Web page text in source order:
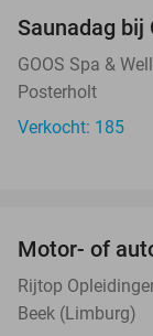
Saunadag bij
GOOS Spa &
Posterholt
Verkocht: 185
Motor- of
Rijtop
Beek (Limburg)